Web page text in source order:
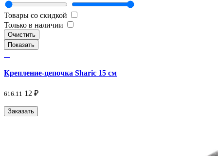
Товары со скидкой
Только в наличии
Очистить
Крепление-цепочка Sharic 15 см
616.11 12 ₽
Заказать